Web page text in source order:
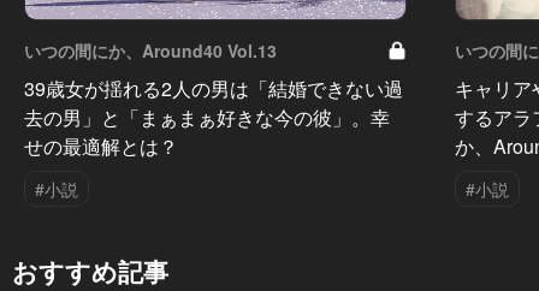
いつの間にか、Around40 Vol.13
39歳女が揺れる2人の男は「結婚できない過
去の男」と「まぁまぁ好きな今の彼」。幸
せの最適解とは？
#小説
いつの間
キャリ
するアラ
か、
#小説
おすすめ記事